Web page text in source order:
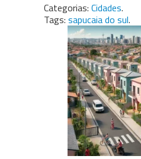
Categorias: Cidades.
Tags: sapucaia do sul.